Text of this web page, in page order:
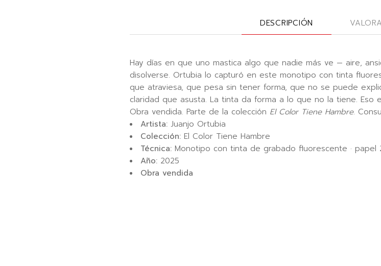
DESCRIPCIÓN
Hay días en que uno mastica algo que nadie más ve — aire,
disolverse. Ortubia lo capturó en este monotipo con tinta
que atraviesa, que pesa sin tener forma, que no se puede
claridad que asusta. La tinta da forma a lo que no la tiene. Eso
Obra vendida. Parte de la colección El Color Tiene Hambre.
Artista: Juanjo Ortubia
Colección: El Color Tiene Hambre
Técnica: Monotipo con tinta de grabado fluorescente · papel
Año: 2025
Obra vendida